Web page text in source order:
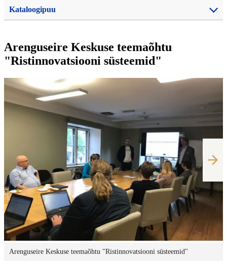
Kataloogipuu
Arenguseire Keskuse teemaõhtu
"Ristinnovatsiooni süsteemid"
Arenguseire Keskuse teemaõhtu "Ristinnovatsiooni süsteemid"